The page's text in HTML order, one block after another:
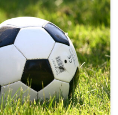
der deutschen Fußball-
DFB-Elf wird beim Heimturnier